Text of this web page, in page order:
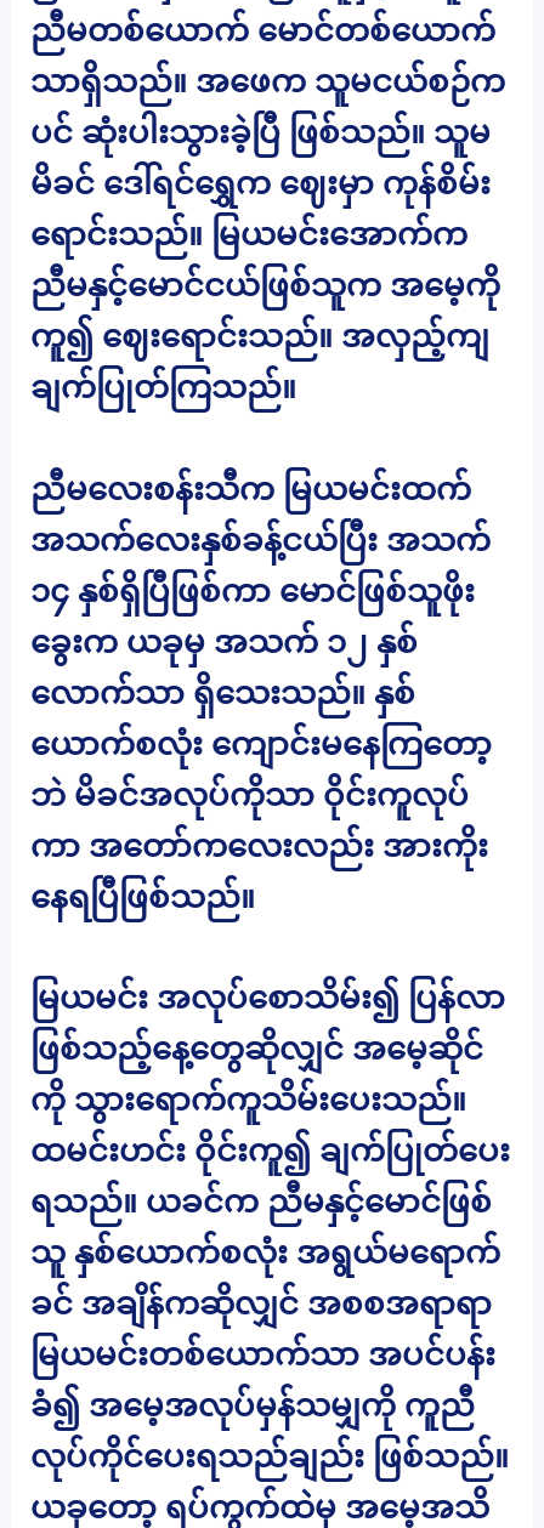
ညီမတစ်ယောက် မောင်တစ်ယောက်
သာရှိသည်။ အဖေက သူမငယ်စဉ်က
ပင် ဆုံးပါးသွားခဲ့ပြီ ဖြစ်သည်။ သူမ
မိခင် ဒေါ်ရင်ရွှေက ဈေးမှာ ကုန်စိမ်း
ရောင်းသည်။ မြယမင်းအောက်က
ညီမနှင့်မောင်ငယ်ဖြစ်သူက အမေ့ကို
ကူ၍ ဈေးရောင်းသည်။ အလှည့်ကျ
ချက်ပြုတ်ကြသည်။
ညီမလေးစန်းသီက မြယမင်းထက်
အသက်လေးနှစ်ခန့်ငယ်ပြီး အသက်
၁၄ နှစ်ရှိပြီဖြစ်ကာ မောင်ဖြစ်သူဖိုး
ခွေးက ယခုမှ အသက် ၁၂ နှစ်
လောက်သာ ရှိသေးသည်။ နှစ်
ယောက်စလုံး ကျောင်းမနေကြတော့
ဘဲ မိခင်အလုပ်ကိုသာ ဝိုင်းကူလုပ်
ကာ အတော်ကလေးလည်း အားကိုး
နေရပြီဖြစ်သည်။
မြယမင်း အလုပ်စောသိမ်း၍ ပြန်လာ
ဖြစ်သည့်နေ့တွေဆိုလျှင် အမေ့ဆိုင်
ကို သွားရောက်ကူသိမ်းပေးသည်။
ထမင်းဟင်း ဝိုင်းကူ၍ ချက်ပြုတ်ပေး
ရသည်။ ယခင်က ညီမနှင့်မောင်ဖြစ်
သူ နှစ်ယောက်စလုံး အရွယ်မရောက်
ခင် အချိန်ကဆိုလျှင် အစစအရာရာ
မြယမင်းတစ်ယောက်သာ အပင်ပန်း
ခံ၍ အမေ့အလုပ်မှန်သမျှကို ကူညီ
လုပ်ကိုင်ပေးရသည်ချည်း ဖြစ်သည်။
ယခုတော့ ရပ်ကွက်ထဲမှ အမေ့အသိ